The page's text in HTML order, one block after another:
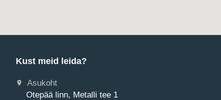
Kust meid leida?
Asukoht
Otepää linn, Metalli tee 1